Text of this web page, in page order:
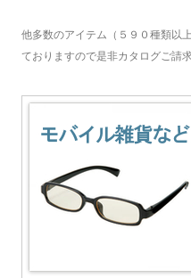
他多数のアイテム（５９０種類以
ておりますので是非カタログご請